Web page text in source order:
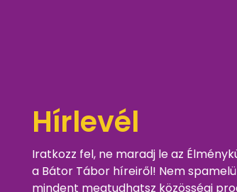
Hírlevél
Iratkozz fel, ne maradj le az
a Bátor Tábor híreiről! Nem
mindent megtudhatsz közösségi